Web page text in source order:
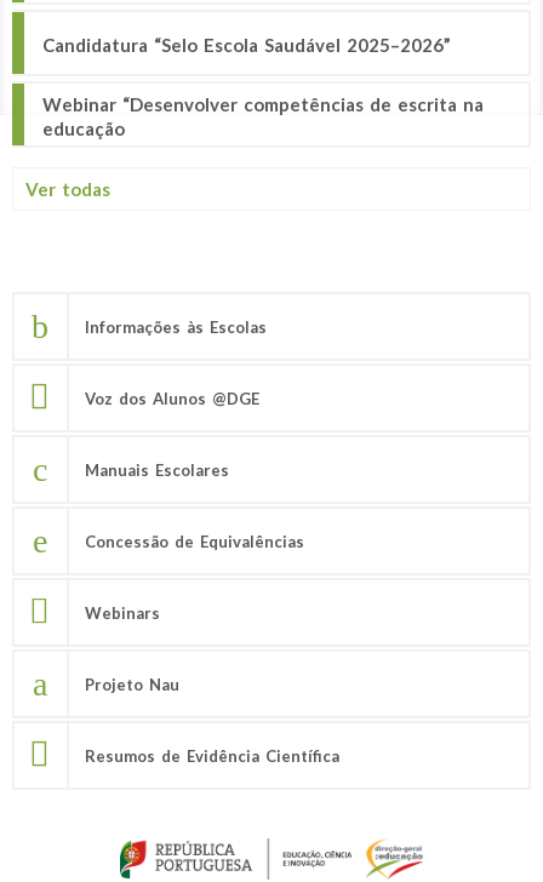
Candidatura “Selo Escola Saudável 2025–2026”
Webinar “Desenvolver competências de escrita na
educação
Ver todas
Informações às Escolas
Voz dos Alunos @DGE
Manuais Escolares
Concessão de Equivalências
Webinars
Projeto Nau
Resumos de Evidência Científica